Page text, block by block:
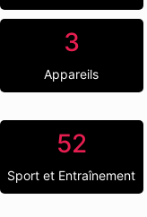
3
Appareils
52
Sport et Entraînement